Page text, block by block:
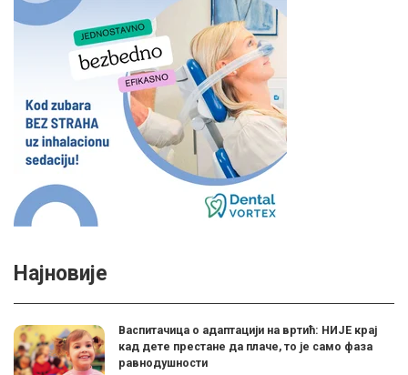
Најновије
Васпитачица о адаптацији на вртић: НИЈЕ крај
кад дете престане да плаче, то је само фаза
равнодушности